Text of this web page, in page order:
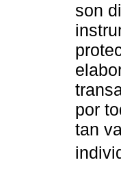
son
por
tan